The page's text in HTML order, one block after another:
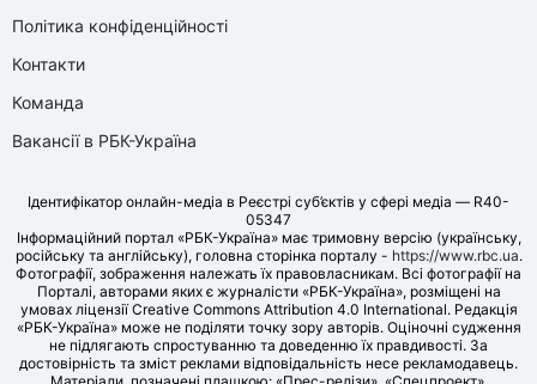
Політика конфіденційності
Контакти
Команда
Вакансії в РБК-Україна
Ідентифікатор онлайн-медіа в Реєстрі суб’єктів у сфері медіа — R40-
05347
Інформаційний портал «РБК-Україна» має тримовну версію (українську,
російську та англійську), головна сторінка порталу - https://www.rbc.ua.
Фотографії, зображення належать їх правовласникам. Всі фотографії на
Порталі, авторами яких є журналісти «РБК-Україна», розміщені на
умовах ліцензії Creative Commons Attribution 4.0 International. Редакція
«РБК-Україна» може не поділяти точку зору авторів. Оціночні судження
не підлягають спростуванню та доведенню їх правдивості. За
достовірність та зміст реклами відповідальність несе рекламодавець.